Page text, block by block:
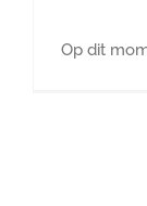
Op dit